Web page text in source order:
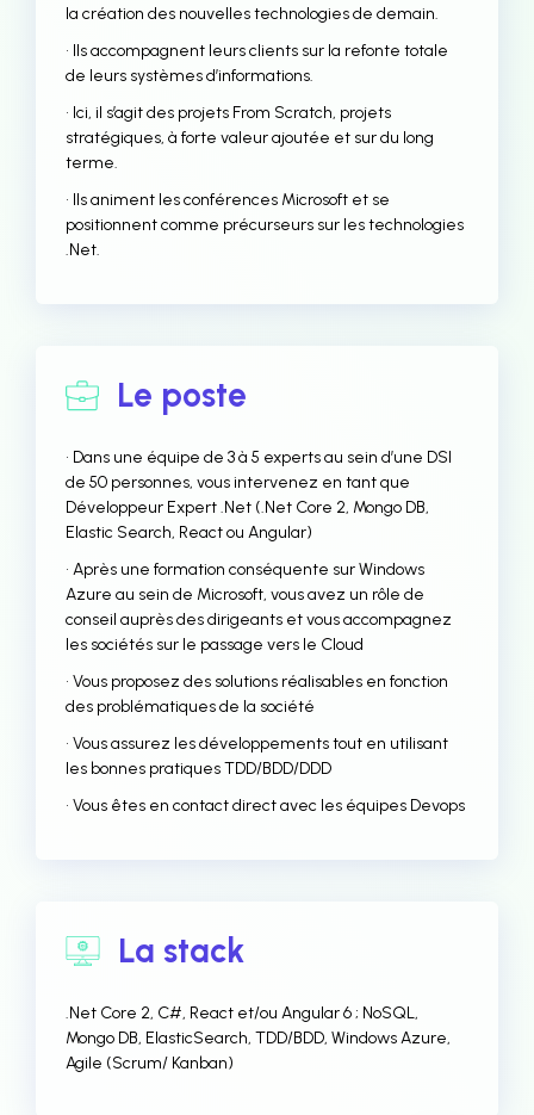
la création des nouvelles technologies de demain.
• Ils accompagnent leurs clients sur la refonte totale
de leurs systèmes d’informations.
• Ici, il s’agit des projets From Scratch, projets
stratégiques, à forte valeur ajoutée et sur du long
terme.
• Ils animent les conférences Microsoft et se
positionnent comme précurseurs sur les technologies
.Net.
Le poste
• Dans une équipe de 3 à 5 experts au sein d’une DSI
de 50 personnes, vous intervenez en tant que
Développeur Expert .Net (.Net Core 2, Mongo DB,
Elastic Search, React ou Angular)
• Après une formation conséquente sur Windows
Azure au sein de Microsoft, vous avez un rôle de
conseil auprès des dirigeants et vous accompagnez
les sociétés sur le passage vers le Cloud
• Vous proposez des solutions réalisables en fonction
des problématiques de la société
• Vous assurez les développements tout en utilisant
les bonnes pratiques TDD/BDD/DDD
• Vous êtes en contact direct avec les équipes Devops
La stack
.Net Core 2, C#, React et/ou Angular 6 ; NoSQL,
Mongo DB, ElasticSearch, TDD/BDD, Windows Azure,
Agile (Scrum/ Kanban)